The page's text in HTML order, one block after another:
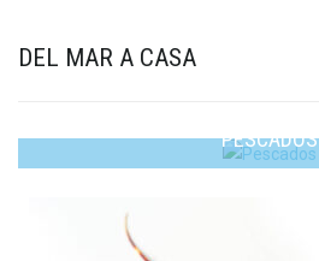
DEL MAR A CASA
PESCADOS